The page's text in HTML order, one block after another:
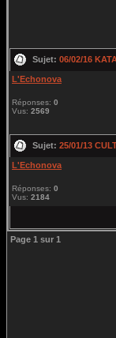
Sujet: 06/02/16
L'Echonova
Réponses: 0
Vus: 2569
Sujet: 25/01/13
L'Echonova
Réponses: 0
Vus: 2184
Page 1 sur 1